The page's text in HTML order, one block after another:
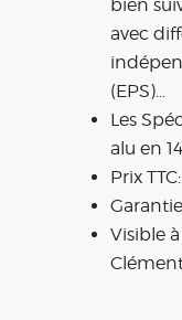
bien
avec
(EPS)…
Les
alu en
Prix
Garantie
Visible